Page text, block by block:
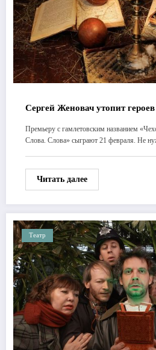
Сергей Женовач утопит
Премьеру с гамлетовским названием
Слова. Слова» сыграют 21 февраля. Не
Читать далее
Театр